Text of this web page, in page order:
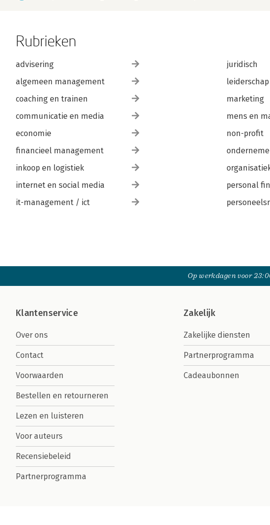
Rubrieken
advisering
algemeen management
coaching en trainen
communicatie en media
economie
financieel management
inkoop en logistiek
internet en social media
it-management / ict
juridisch
leiderschap
marketing
mens en
non-profit
personal
Op werkdagen voor
Klantenservice
Over ons
Contact
Voorwaarden
Bestellen en retourneren
Lezen en luisteren
Voor auteurs
Recensiebeleid
Partnerprogramma
Zakelijk
Zakelijke diensten
Partnerprogramma
Cadeaubonnen